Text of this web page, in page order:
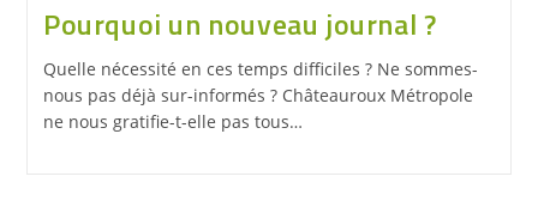
Pourquoi un nouveau journal ?
Quelle nécessité en ces temps difficiles ? Ne sommes-
nous pas déjà sur-informés ? Châteauroux Métropole
ne nous gratifie-t-elle pas tous…